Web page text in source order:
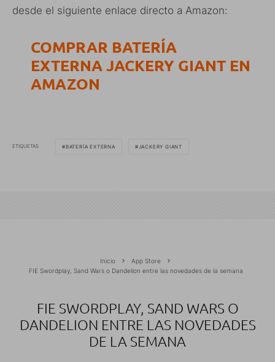
desde el siguiente enlace directo a Amazon:
COMPRAR BATERÍA
EXTERNA JACKERY GIANT EN
AMAZON
ETIQUETAS BATERÍA EXTERNA JACKERY GIANT
Inicio
App Store
FIE Swordplay, Sand Wars o Dandelion entre las novedades de la semana
FIE SWORDPLAY, SAND WARS O
DANDELION ENTRE LAS NOVEDADES
DE LA SEMANA